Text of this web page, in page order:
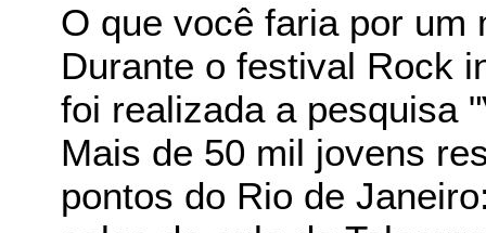
O que você faria por um
Durante o festival Rock
foi realizada a pesquisa
Mais de 50 mil jovens
pontos do Rio de